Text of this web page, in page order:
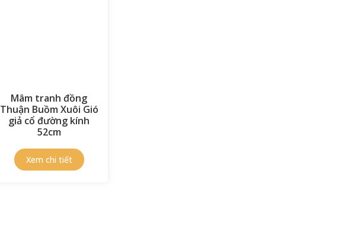
Mâm tranh đồng
Thuận Buồm Xuôi Gió
giả cổ đường kính
52cm